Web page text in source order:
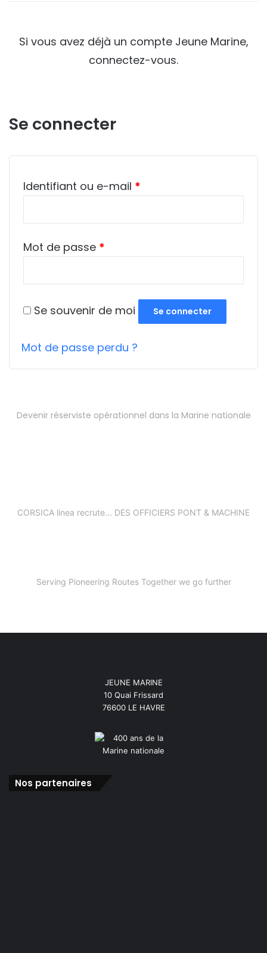
Si vous avez déjà un compte Jeune Marine,
connectez-vous.
Se connecter
Identifiant ou e-mail *
Mot de passe *
Se souvenir de moi Se connecter
Mot de passe perdu ?
Devenir réserviste opérationnel dans la Marine nationale
CORSICA linea recrute... DES OFFICIERS PONT & MACHINE
Serving Pioneering Routes Together we go further
JEUNE MARINE
10 Quai Frissard
76600 LE HAVRE
Nos partenaires